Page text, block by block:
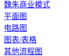
魏朱商业模式
平面图
电路图
图表/表格
其他流程图